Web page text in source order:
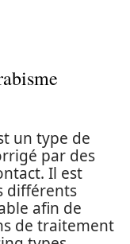
un type de
par des
Il est
différents
afin de
de traitement